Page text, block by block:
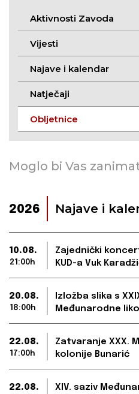
Aktivnosti Zavoda
Vijesti
Najave i kalendar
Natječaji
Obljetnice
Moglo bi Vas
2026 Najave i
10.08.
21:00h
Zajednički
KUD-a Vuk
20.08.
18:00h
Izložba slika s
Međunarodne
22.08.
17:00h
Zatvaranje XXX.
kolonije Bunarić
22.08.
XIV. saziv